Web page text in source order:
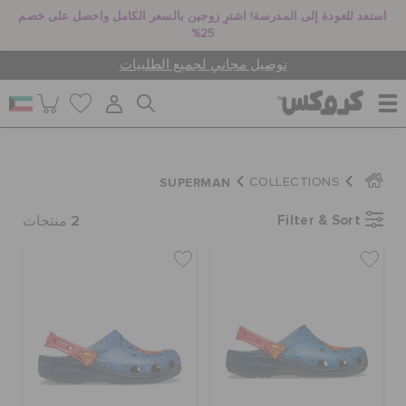
استعد للعودة إلى المدرسة! اشترِ زوجين بالسعر الكامل واحصل على خصم
25%
توصيل مجاني لجميع الطلبيات
للرجال
جيبيتز تشارمز
COLLECTIONS
SUPERMAN
Filter & Sort
2 منتجات